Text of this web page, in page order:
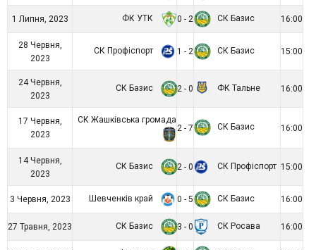
1 Липня, 2023 ФК УТК 0 - 2 СК Базис 16:00
28 Червня,
2023
СК Профіспорт 1 - 2 СК Базис 15:00
24 Червня,
2023
СК Базис 2 - 0 ФК Тальне 16:00
17 Червня,
2023
СК Жашківська громада
2 - 7
СК Базис 16:00
14 Червня,
2023
СК Базис 2 - 0 СК Профіспорт 15:00
3 Червня, 2023 Шевченків край 0 - 5 СК Базис 16:00
27 Травня, 2023 СК Базис 3 - 0 СК Росава 16:00